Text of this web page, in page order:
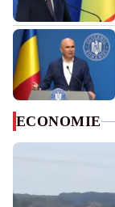
ECONOMIE